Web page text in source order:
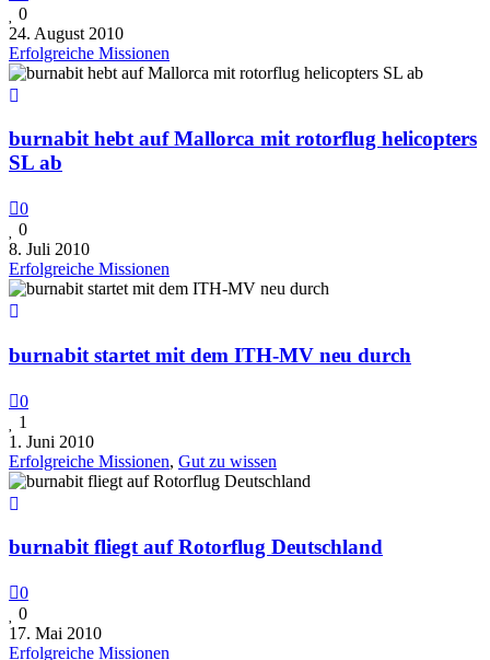
0
24. August 2010
Erfolgreiche Missionen
burnabit hebt auf Mallorca mit rotorflug helicopters
SL ab
0
0
8. Juli 2010
Erfolgreiche Missionen
burnabit startet mit dem ITH-MV neu durch
0
1
1. Juni 2010
Erfolgreiche Missionen, Gut zu wissen
burnabit fliegt auf Rotorflug Deutschland
0
0
17. Mai 2010
Erfolgreiche Missionen